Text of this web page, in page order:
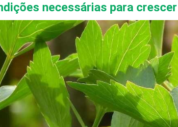
necessárias para